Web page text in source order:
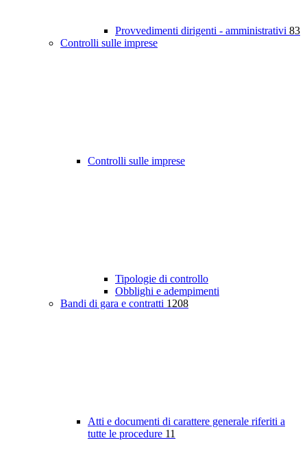
Provvedimenti dirigenti - amministrativi 83
Controlli sulle imprese
Controlli sulle imprese
Tipologie di controllo
Obblighi e adempimenti
Bandi di gara e contratti 1208
Atti e documenti di carattere generale riferiti a
tutte le procedure 11